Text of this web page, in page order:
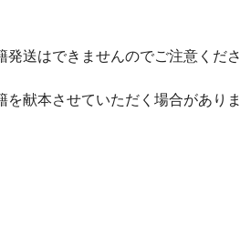
送はできませんのでご注意くださ
献本させていただく場合がありま